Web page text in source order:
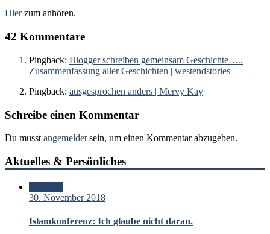
Hierzum anhören.
42 Kommentare
Pingback: Blogger schreiben gemeinsam Geschichte…..
Zusammenfassung aller Geschichten | westendstories
Pingback: ausgesprochen anders | Mervy Kay
Schreibe einen Kommentar
Du musst angemeldet sein, um einen Kommentar abzugeben.
Aktuelles & Persönliches
30. November 2018
Islamkonferenz: Ich glaube nicht daran.